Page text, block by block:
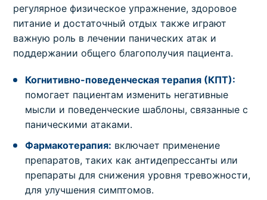
регулярное физическое упражнение, здоровое
питание и достаточный отдых также играют
важную роль в лечении панических атак и
поддержании общего благополучия пациента.
Когнитивно-поведенческая терапия (КПТ):
помогает пациентам изменить негативные
мысли и поведенческие шаблоны, связанные с
паническими атаками.
Фармакотерапия: включает применение
препаратов, таких как антидепрессанты или
препараты для снижения уровня тревожности,
для улучшения симптомов.